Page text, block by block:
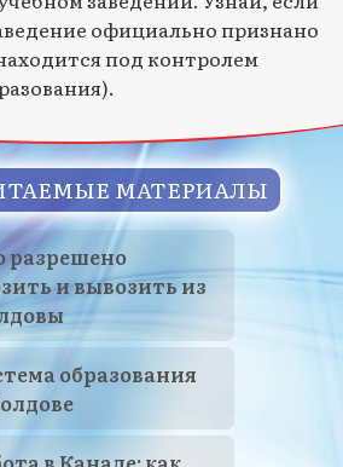
официально признано
под контролем
МАТЕРИАЛЫ
разрешено
и вывозить из
образования